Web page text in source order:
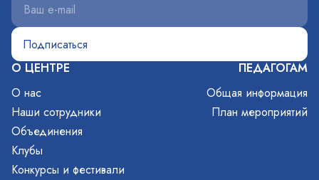
О ЦЕНТРЕ
О нас
Наши сотрудники
Объединения
Клубы
Конкурсы и фестивали
ПЕДАГОГАМ
Общая информация
План мероприятий